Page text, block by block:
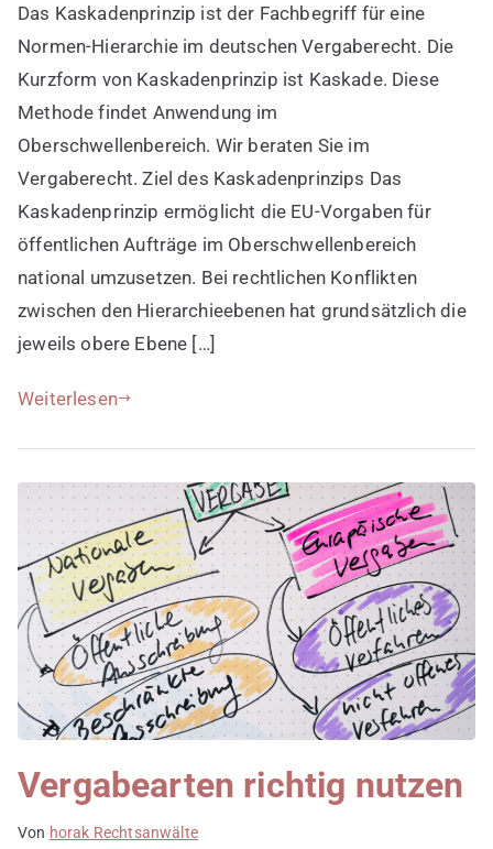
als
Normen-
Hierarchie
Das Kaskadenprinzip ist der Fachbegriff für eine
Normen-Hierarchie im deutschen Vergaberecht. Die
Kurzform von Kaskadenprinzip ist Kaskade. Diese
Methode findet Anwendung im
Oberschwellenbereich. Wir beraten Sie im
Vergaberecht. Ziel des Kaskadenprinzips Das
Kaskadenprinzip ermöglicht die EU-Vorgaben für
öffentlichen Aufträge im Oberschwellenbereich
national umzusetzen. Bei rechtlichen Konflikten
zwischen den Hierarchieebenen hat grundsätzlich die
jeweils obere Ebene […]
Weiterlesen
Vergabearten richtig nutzen
Von horak Rechtsanwälte